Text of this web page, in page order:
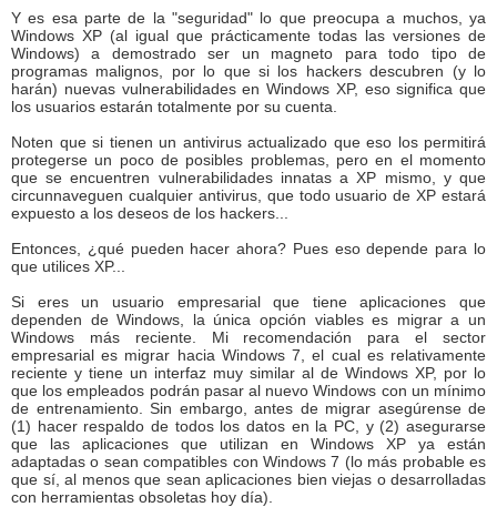
Y es esa parte de la "seguridad" lo que preocupa a muchos, ya
Windows XP (al igual que prácticamente todas las versiones de
Windows) a demostrado ser un magneto para todo tipo de
programas malignos, por lo que si los hackers descubren (y lo
harán) nuevas vulnerabilidades en Windows XP, eso significa que
los usuarios estarán totalmente por su cuenta.
Noten que si tienen un antivirus actualizado que eso los permitirá
protegerse un poco de posibles problemas, pero en el momento
que se encuentren vulnerabilidades innatas a XP mismo, y que
circunnaveguen cualquier antivirus, que todo usuario de XP estará
expuesto a los deseos de los hackers...
Entonces, ¿qué pueden hacer ahora? Pues eso depende para lo
que utilices XP...
Si eres un usuario empresarial que tiene aplicaciones que
dependen de Windows, la única opción viables es migrar a un
Windows más reciente. Mi recomendación para el sector
empresarial es migrar hacia Windows 7, el cual es relativamente
reciente y tiene un interfaz muy similar al de Windows XP, por lo
que los empleados podrán pasar al nuevo Windows con un mínimo
de entrenamiento. Sin embargo, antes de migrar asegúrense de
(1) hacer respaldo de todos los datos en la PC, y (2) asegurarse
que las aplicaciones que utilizan en Windows XP ya están
adaptadas o sean compatibles con Windows 7 (lo más probable es
que sí, al menos que sean aplicaciones bien viejas o desarrolladas
con herramientas obsoletas hoy día).